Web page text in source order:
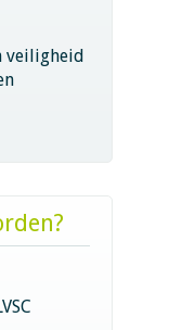
veiligheid